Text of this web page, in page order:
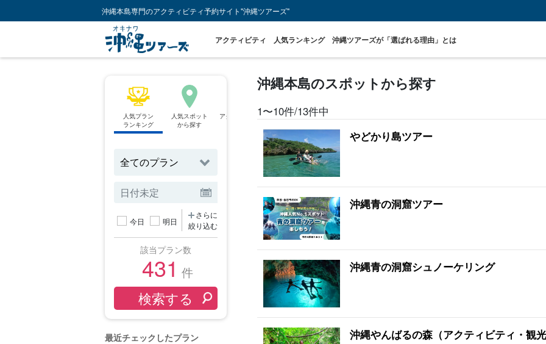
沖縄本島専門のアクティビティ予約サイト"沖縄ツアーズ"
アクティビティ 人気ランキング 沖縄ツアーズが「選ばれる理由」とは
人気プラン
ランキング
人気スポット
から探す
アクティビティ
青の洞窟ツアー
今日 明日
さらに
絞り込む
該当プラン数
431 件
最近チェックしたプラン
沖縄本島のスポットから探す
1〜10件/13件中
やどかり島ツアー
沖縄青の洞窟ツアー
沖縄青の洞窟シュノーケリング
沖縄やんばるの森（アクティビティ・観